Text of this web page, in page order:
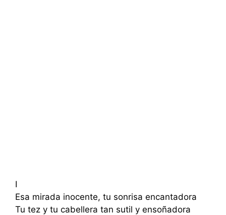
I
Esa mirada inocente, tu sonrisa encantadora
Tu tez y tu cabellera tan sutil y ensoñadora